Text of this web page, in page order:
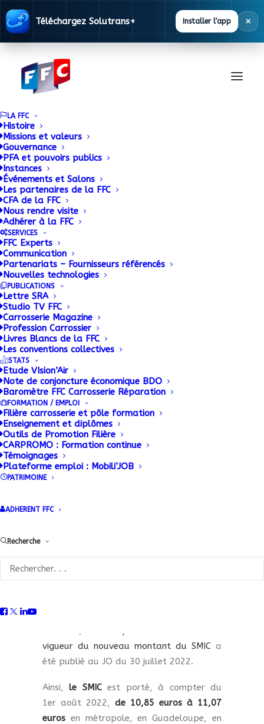
Téléchargez Solutrans+ Installer l’app ×
LA FFC
Histoire
Missions et valeurs
Gouvernance
PFA et pouvoirs publics
Instances
Événements et Salons
Les partenaires de la FFC
CFA de la FFC
Nous rendre visite
Adhérer à la FFC
SERVICES
FFC Experts
Communication
Partenariats – Fournisseurs référencés
Nouvelles technologies
PUBLICATIONS
Lettre SRA
Studio TV FFC
Carrosserie Magazine
Profession Carrossier
Livres Blancs de la FFC
Les conventions collectives
STATS
Etude VIsion’Air
Note de conjoncture économique BDO
Baromètre FFC Carrosserie Réparation
FORMATION / EMPLOI
Filière carrosserie et pôle formation
Enseignement et diplômes
Outils de Promotion Filière
CARPROMO : Formation continue
Témoignages
Plateforme emploi : Mobili’JOB
PATRIMOINE
ADHERENT FFC
Recherche
Revalorisation du
Revalorisation du
% depuis 1er août 2022
indexé sur l’inflation (voir info adhérents
vigueur du nouveau montant du SMIC a
été publié au JO du 30 juillet 2022.
Ainsi,le SMICest porté, à compter du
1er août 2022, de 10,85 euros à 11,07
euros en métropole, en Guadeloupe, en